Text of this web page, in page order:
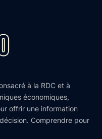
à la RDC et à
économiques,
offrir une information
Comprendre pour